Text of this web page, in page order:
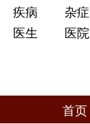
疾病
杂症
医生
医院
首页